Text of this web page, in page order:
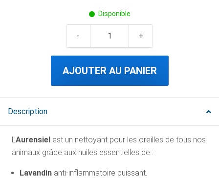
Disponible
AJOUTER AU PANIER
Description
L'Aurensiel est un nettoyant pour les oreilles de tous nos
animaux grâce aux huiles essentielles de :
Lavandin anti-inflammatoire puissant.